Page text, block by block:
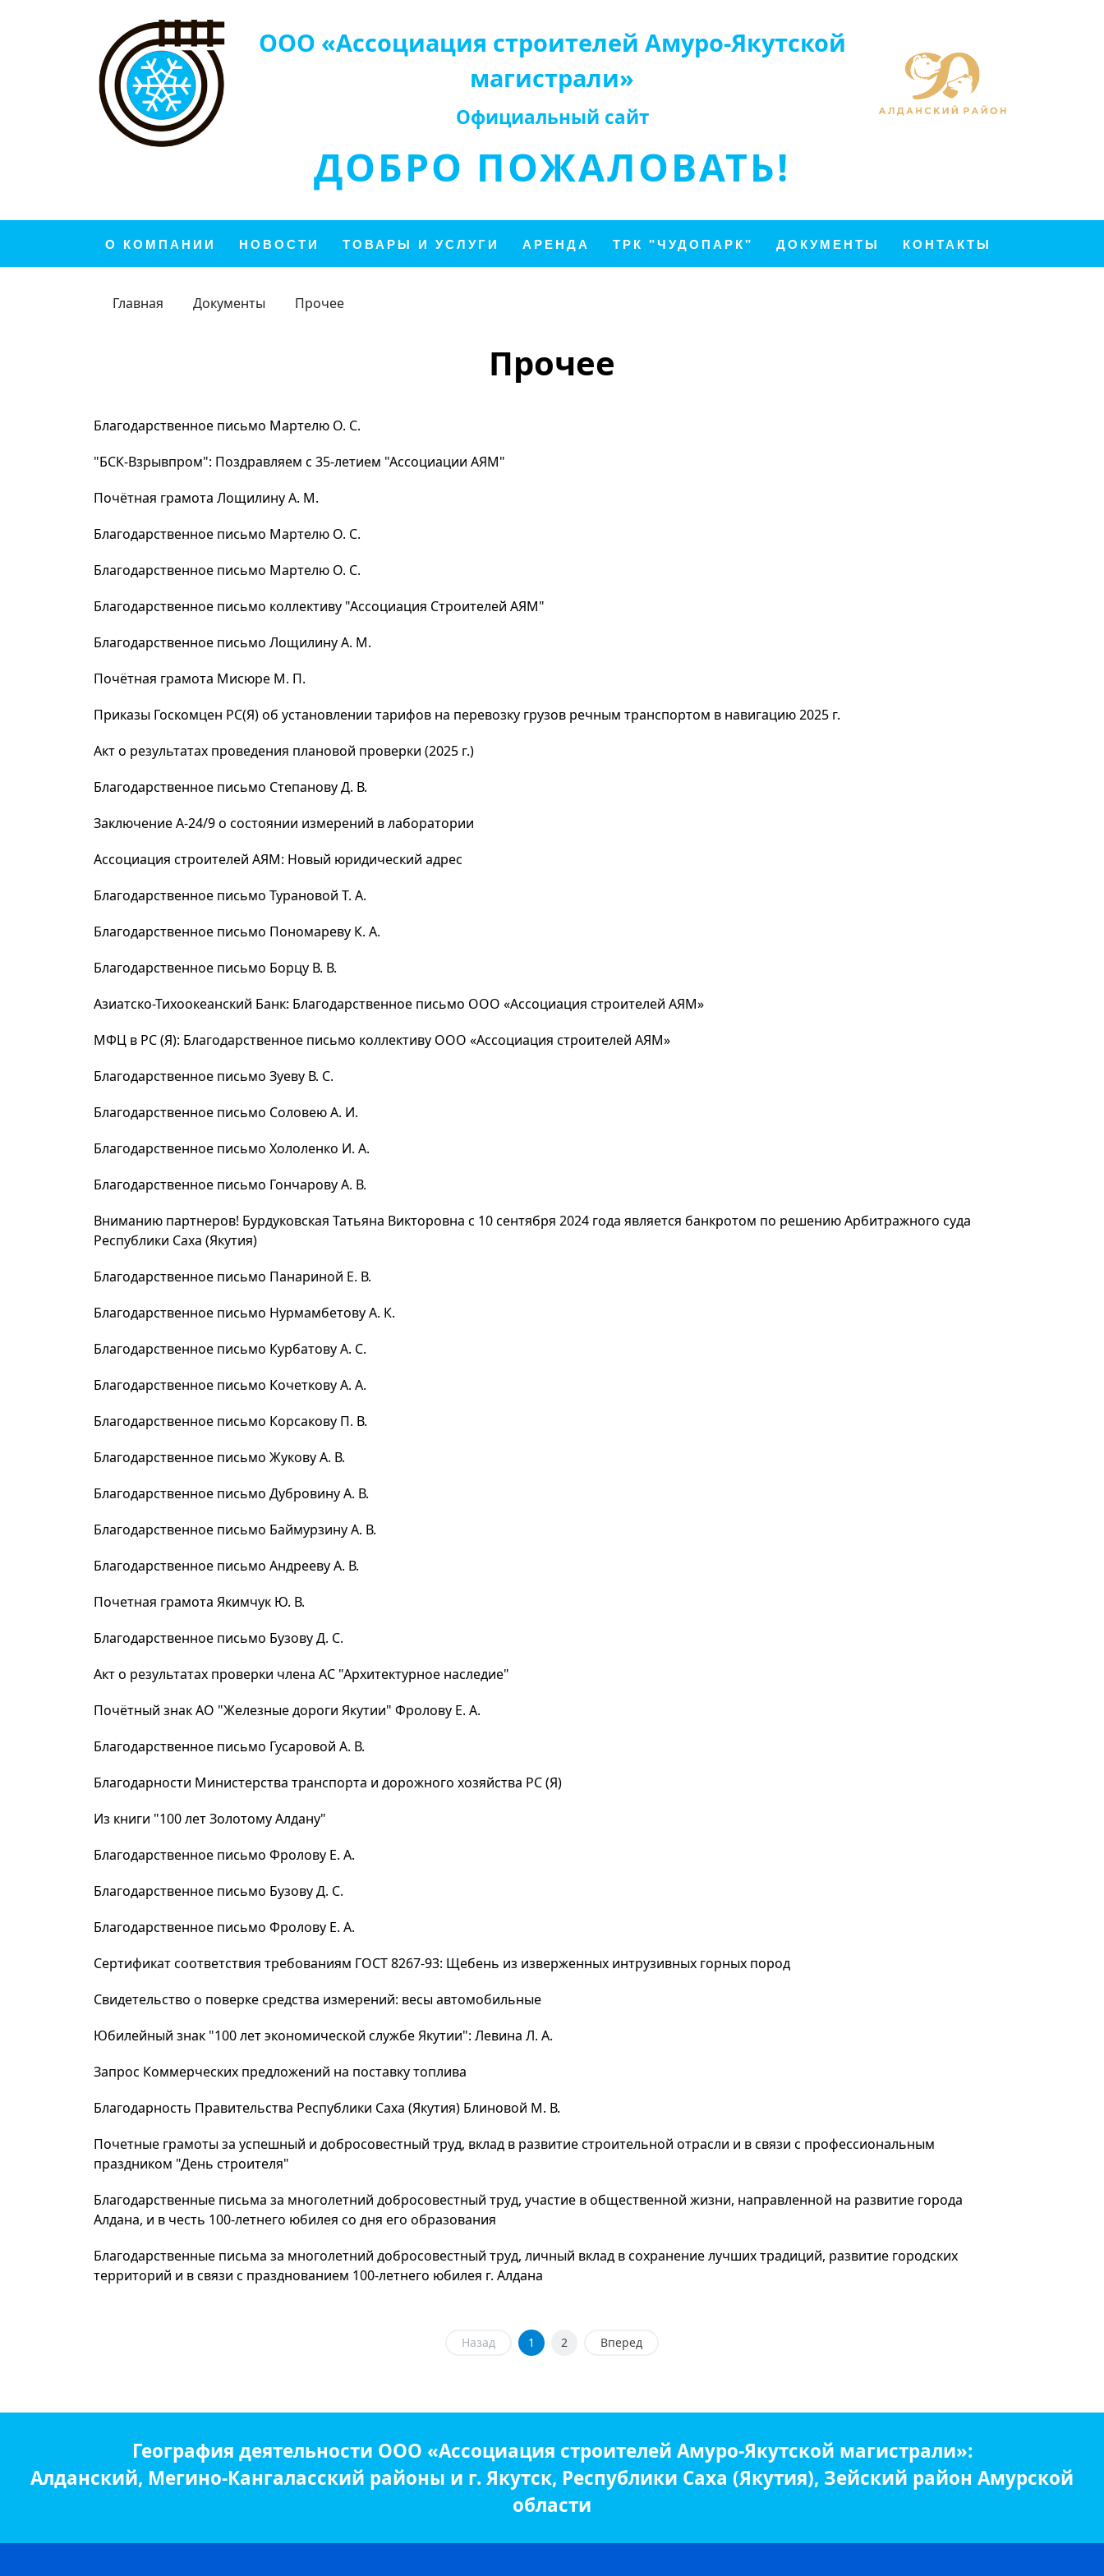
ООО «Ассоциация строителей Амуро-Якутской
магистрали»
Официальный сайт
ДОБРО ПОЖАЛОВАТЬ!
О КОМПАНИИ НОВОСТИ ТОВАРЫ И УСЛУГИ АРЕНДА ТРК "ЧУДОПАРК" ДОКУМЕНТЫ КОНТАКТЫ
Главная Документы Прочее
Прочее
Благодарственное письмо Мартелю О. С.
"БСК-Взрывпром": Поздравляем с 35-летием "Ассоциации АЯМ"
Почётная грамота Лощилину А. М.
Благодарственное письмо Мартелю О. С.
Благодарственное письмо Мартелю О. С.
Благодарственное письмо коллективу "Ассоциация Строителей АЯМ"
Благодарственное письмо Лощилину А. М.
Почётная грамота Мисюре М. П.
Приказы Госкомцен РС(Я) об установлении тарифов на перевозку грузов речным транспортом в навигацию 2025 г.
Акт о результатах проведения плановой проверки (2025 г.)
Благодарственное письмо Степанову Д. В.
Заключение А-24/9 о состоянии измерений в лаборатории
Ассоциация строителей АЯМ: Новый юридический адрес
Благодарственное письмо Турановой Т. А.
Благодарственное письмо Пономареву К. А.
Благодарственное письмо Борцу В. В.
Азиатско-Тихоокеанский Банк: Благодарственное письмо ООО «Ассоциация строителей АЯМ»
МФЦ в РС (Я): Благодарственное письмо коллективу ООО «Ассоциация строителей АЯМ»
Благодарственное письмо Зуеву В. С.
Благодарственное письмо Соловею А. И.
Благодарственное письмо Хололенко И. А.
Благодарственное письмо Гончарову А. В.
Вниманию партнеров! Бурдуковская Татьяна Викторовна с 10 сентября 2024 года является банкротом по решению Арбитражного суда
Республики Саха (Якутия)
Благодарственное письмо Панариной Е. В.
Благодарственное письмо Нурмамбетову А. К.
Благодарственное письмо Курбатову А. С.
Благодарственное письмо Кочеткову А. А.
Благодарственное письмо Корсакову П. В.
Благодарственное письмо Жукову А. В.
Благодарственное письмо Дубровину А. В.
Благодарственное письмо Баймурзину А. В.
Благодарственное письмо Андрееву А. В.
Почетная грамота Якимчук Ю. В.
Благодарственное письмо Бузову Д. С.
Акт о результатах проверки члена АС "Архитектурное наследие"
Почётный знак АО "Железные дороги Якутии" Фролову Е. А.
Благодарственное письмо Гусаровой А. В.
Благодарности Министерства транспорта и дорожного хозяйства РС (Я)
Из книги "100 лет Золотому Алдану"
Благодарственное письмо Фролову Е. А.
Благодарственное письмо Бузову Д. С.
Благодарственное письмо Фролову Е. А.
Сертификат соответствия требованиям ГОСТ 8267-93: Щебень из изверженных интрузивных горных пород
Свидетельство о поверке средства измерений: весы автомобильные
Юбилейный знак "100 лет экономической службе Якутии": Левина Л. А.
Запрос Коммерческих предложений на поставку топлива
Благодарность Правительства Республики Саха (Якутия) Блиновой М. В.
Почетные грамоты за успешный и добросовестный труд, вклад в развитие строительной отрасли и в связи с профессиональным
праздником "День строителя"
Благодарственные письма за многолетний добросовестный труд, участие в общественной жизни, направленной на развитие города
Алдана, и в честь 100-летнего юбилея со дня его образования
Благодарственные письма за многолетний добросовестный труд, личный вклад в сохранение лучших традиций, развитие городских
территорий и в связи с празднованием 100-летнего юбилея г. Алдана
Назад 1 2 Вперед
География деятельности ООО «Ассоциация строителей Амуро-Якутской магистрали»:
Алданский, Мегино-Кангаласский районы и г. Якутск, Республики Саха (Якутия), Зейский район Амурской
области